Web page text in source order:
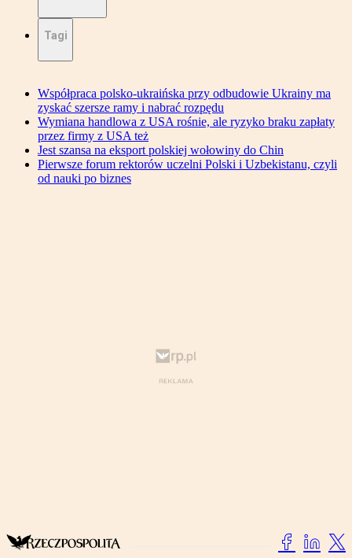
Tagi
Współpraca polsko-ukraińska przy odbudowie Ukrainy ma
zyskać szersze ramy i nabrać rozpędu
Wymiana handlowa z USA rośnie, ale ryzyko braku zapłaty
przez firmy z USA też
Jest szansa na eksport polskiej wołowiny do Chin
Pierwsze forum rektorów uczelni Polski i Uzbekistanu, czyli
od nauki po biznes